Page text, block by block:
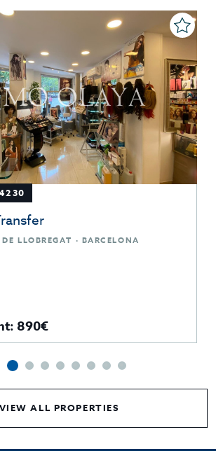
LLOBREGAT · BARCELONA
890€
VIEW ALL PROPERTIES